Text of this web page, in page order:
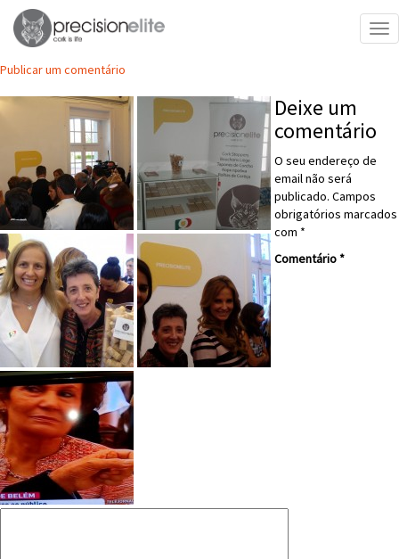
galeria teste
Publicar um comentário
Deixe um
comentário
O seu endereço de
email não será
publicado. Campos
obrigatórios marcados
com *
Comentário*